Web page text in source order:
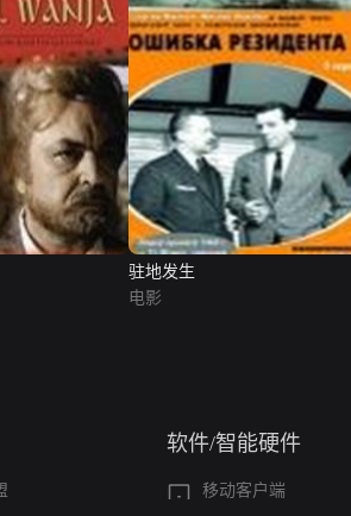
驻地发生
电影
软件/智能硬件
移动客户端